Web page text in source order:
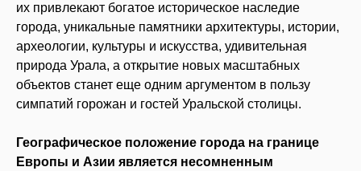
их привлекают богатое историческое наследие
города, уникальные памятники архитектуры, истории,
археологии, культуры и искусства, удивительная
природа Урала, а открытие новых масштабных
объектов станет еще одним аргументом в пользу
симпатий горожан и гостей Уральской столицы.
Географическое положение города на границе
Европы и Азии является несомненным